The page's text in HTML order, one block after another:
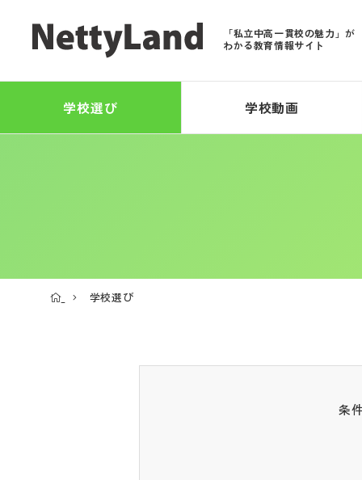
「私立中高一貫校の魅力」が
わかる教育情報サイト
学校選び 学校動画
学校選び
条